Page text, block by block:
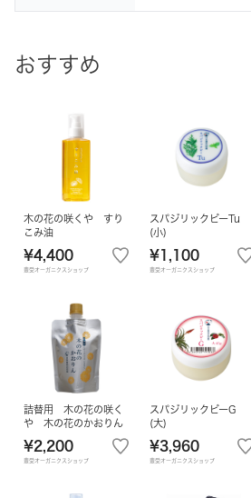
おすすめ
木の花の咲くや すり
こみ油
¥4,400
豊受オーガニクスショップ
スパジリックビーTu
(小)
¥1,100
豊受オーガニクスショップ
詰替用 木の花の咲く
や 木の花のかおりん
¥2,200
豊受オーガニクスショップ
スパジリックビーG
(大)
¥3,960
豊受オーガニクスショップ